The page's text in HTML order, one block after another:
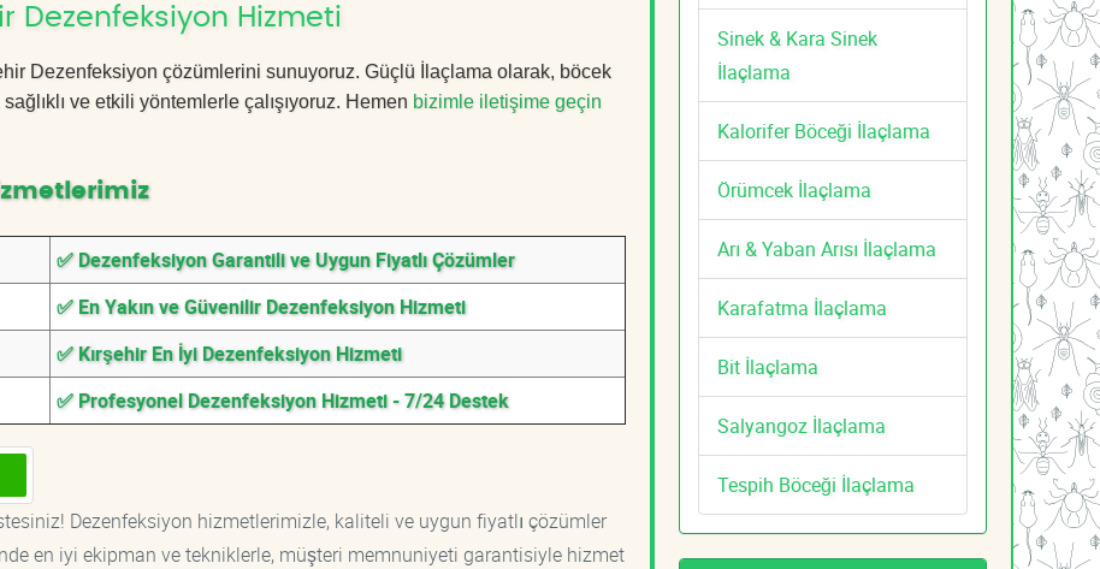
Dezenfeksiyon Hizmeti
Dezenfeksiyon çözümlerini sunuyoruz. Güçlü İlaçlama olarak, böcek
ve etkili yöntemlerle çalışıyoruz. Hemen bizimle iletişime geçin
✅ Dezenfeksiyon Garantili ve Uygun Fiyatlı Çözümler
✅ En Yakın ve Güvenilir Dezenfeksiyon Hizmeti
✅ Kırşehir En İyi Dezenfeksiyon Hizmeti
✅ Profesyonel Dezenfeksiyon Hizmeti - 7/24 Destek
Dezenfeksiyon hizmetlerimizle, kaliteli ve uygun fiyatlı çözümler
en iyi ekipman ve tekniklerle, müşteri memnuniyeti garantisiyle hizmet
Sinek & Kara Sinek
İlaçlama
Kalorifer Böceği İlaçlama
Örümcek İlaçlama
Arı & Yaban Arısı İlaçlama
Karafatma İlaçlama
Bit İlaçlama
Salyangoz İlaçlama
Tespih Böceği İlaçlama